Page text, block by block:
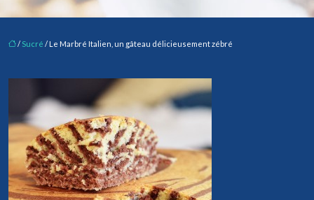
/ Sucré / Le Marbré Italien, un gâteau délicieusement zébré